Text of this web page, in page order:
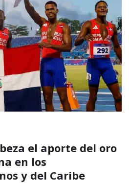
el aporte del oro
en los
y del Caribe